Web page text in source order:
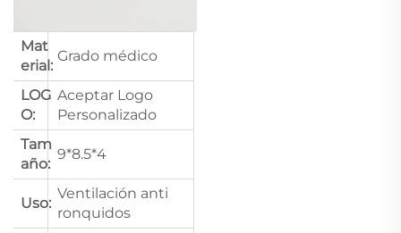
Mat
erial:
Grado médico
LOG
O:
Aceptar Logo
Personalizado
Tam
año:
9*8.5*4
Uso:
Ventilación anti
ronquidos